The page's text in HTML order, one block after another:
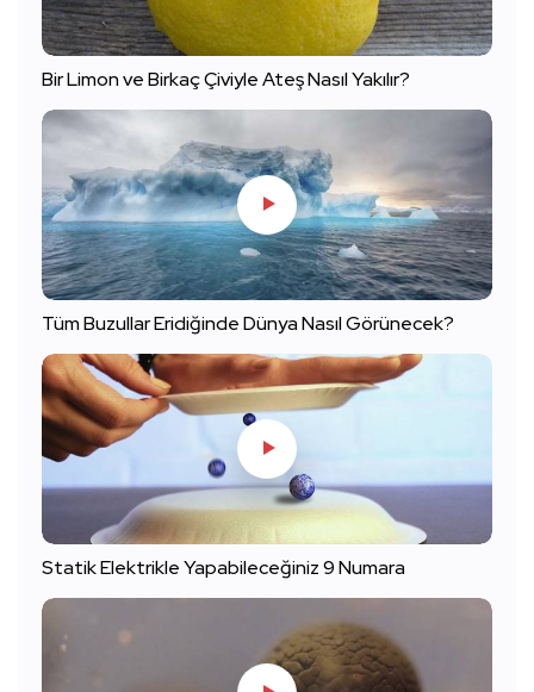
Bir Limon ve Birkaç Çiviyle Ateş Nasıl Yakılır?
Tüm Buzullar Eridiğinde Dünya Nasıl Görünecek?
Statik Elektrikle Yapabileceğiniz 9 Numara